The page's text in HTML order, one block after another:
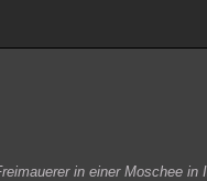
in einer Moschee